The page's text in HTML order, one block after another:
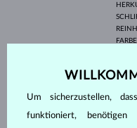
FARBE
Um sicherzustellen,
funktioniert,